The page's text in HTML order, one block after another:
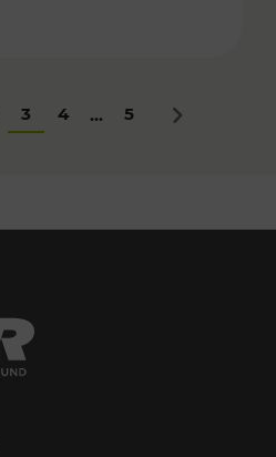
3 4 ... 5 Nächstes